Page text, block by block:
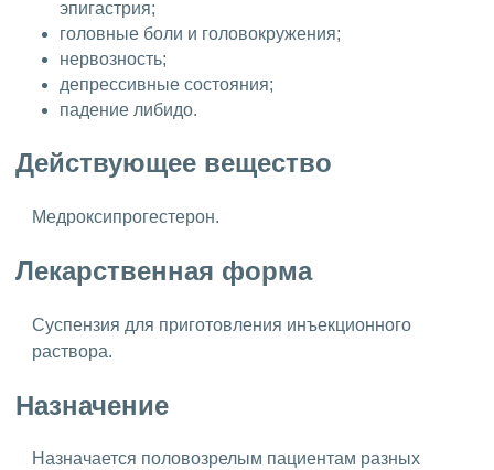
эпигастрия;
головные боли и головокружения;
нервозность;
депрессивные состояния;
падение либидо.
Действующее вещество
Медроксипрогестерон.
Лекарственная форма
Суспензия для приготовления инъекционного
раствора.
Назначение
Назначается половозрелым пациентам разных